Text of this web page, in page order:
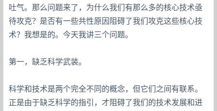
吐气。那么问题来了，为什么我们有那么多的核心技术亟
待攻克？是否有一些共性原因阻碍了我们攻克这些核心技
术？我想是的。今天我讲三个问题。
第一，缺乏科学武装。
科学和技术是两个完全不同的概念，但它们之间有联系。
正是由于缺乏科学的指引，才阻碍了我们的技术发展和进